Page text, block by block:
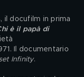
il docufilm in prima
è il papà di
Il documentario
Infinity.